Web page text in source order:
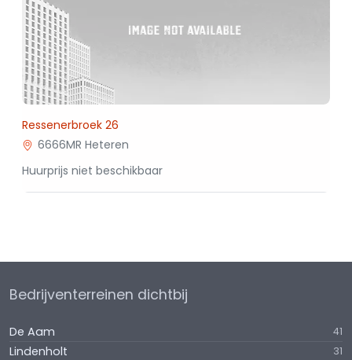
Ressenerbroek 26
6666MR Heteren
Huurprijs niet beschikbaar
Bedrijventerreinen dichtbij
De Aam 41
Lindenholt 31